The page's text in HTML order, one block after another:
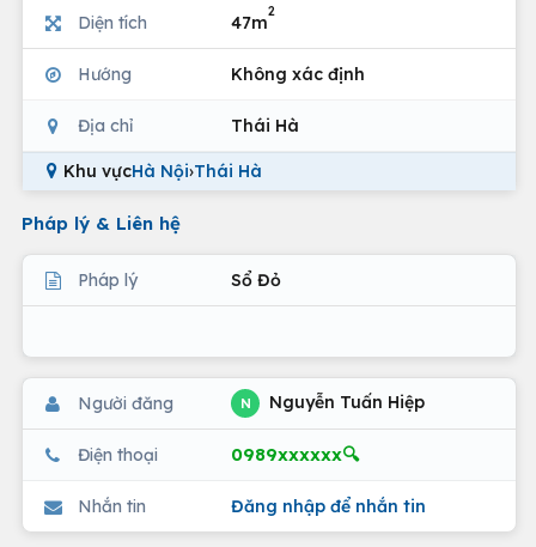
Diện tích 47m
2
Hướng Không xác định
Địa chỉ Thái Hà
Khu vựcHà Nội›Thái Hà
Pháp lý & Liên hệ
Pháp lý Sổ Đỏ
Người đăng N Nguyễn Tuấn Hiệp
Điện thoại 0989xxxxxx🔍
Nhắn tin Đăng nhập để nhắn tin